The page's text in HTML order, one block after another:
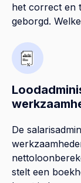
het correct en
geborgd.
De
stelt een